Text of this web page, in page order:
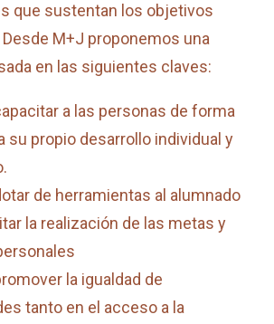
que sustentan los objetivos
M+J proponemos una
en las siguientes claves:
a las personas de forma
su propio desarrollo individual y
de herramientas al alumnado
la realización de las metas y
la igualdad de
tanto en el acceso a la